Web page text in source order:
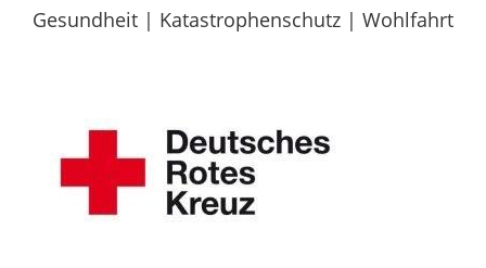
Gesundheit Katastrophenschutz Wohlfahrt